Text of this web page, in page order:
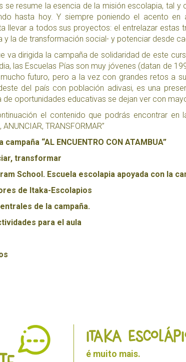
se resume la esencia de la misión escolapia, tal
hasta hoy. Y siempre poniendo el acento
llevar a todos sus proyectos: el entrelazar estas
y la de transformación social- y potenciar desde
va dirigida la campaña de solidaridad de este
las Escuelas Pías son muy jóvenes (datan de
futuro, pero a la vez con grandes retos a
del país con población adivasi, es una
de oportunidades educativas se dejan ver con
el contenido que podrás encontrar en
ANUNCIAR, TRANSFORMAR”
“AL ENCUENTRO CON ATAMBUA”
transformar
School. Escuela escolapia apoyada con la
de Itaka-Escolapios
de la campaña.
para el aula
ITAKA
é muito mais.